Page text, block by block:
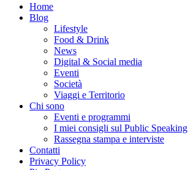
Home
Blog
Lifestyle
Food & Drink
News
Digital & Social media
Eventi
Società
Viaggi e Territorio
Chi sono
Eventi e programmi
I miei consigli sul Public Speaking
Rassegna stampa e interviste
Contatti
Privacy Policy